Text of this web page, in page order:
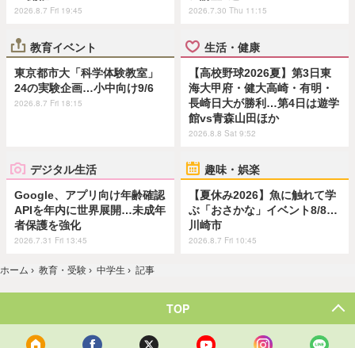
2026.8.7 Fri 19:45 2026.7.30 Thu 11:15
教育イベント
東京都市大「科学体験教室」
24の実験企画…小中向け9/6
2026.8.7 Fri 18:15
生活・健康
【高校野球2026夏】第3日東
海大甲府・健大高崎・有明・
長崎日大が勝利…第4日は遊学
館vs青森山田ほか
2026.8.8 Sat 9:52
デジタル生活
Google、アプリ向け年齢確認
APIを年内に世界展開…未成年
者保護を強化
2026.7.31 Fri 13:45
趣味・娯楽
【夏休み2026】魚に触れて学
ぶ「おさかな」イベント8/8…
川崎市
2026.8.7 Fri 10:45
ホーム › 教育・受験 › 中学生 › 記事
TOP